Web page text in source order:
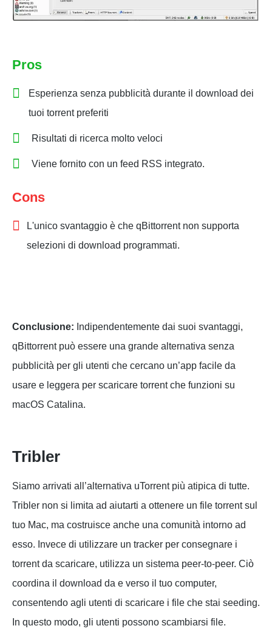
Pros
Esperienza senza pubblicità durante il download dei
tuoi torrent preferiti
Risultati di ricerca molto veloci
Viene fornito con un feed RSS integrato.
Cons
L'unico svantaggio è che qBittorrent non supporta
selezioni di download programmati.
Conclusione: Indipendentemente dai suoi svantaggi,
qBittorrent può essere una grande alternativa senza
pubblicità per gli utenti che cercano un’app facile da
usare e leggera per scaricare torrent che funzioni su
macOS Catalina.
Tribler
Siamo arrivati all’alternativa uTorrent più atipica di tutte.
Tribler non si limita ad aiutarti a ottenere un file torrent sul
tuo Mac, ma costruisce anche una comunità intorno ad
esso. Invece di utilizzare un tracker per consegnare i
torrent da scaricare, utilizza un sistema peer-to-peer. Ciò
coordina il download da e verso il tuo computer,
consentendo agli utenti di scaricare i file che stai seeding.
In questo modo, gli utenti possono scambiarsi file.